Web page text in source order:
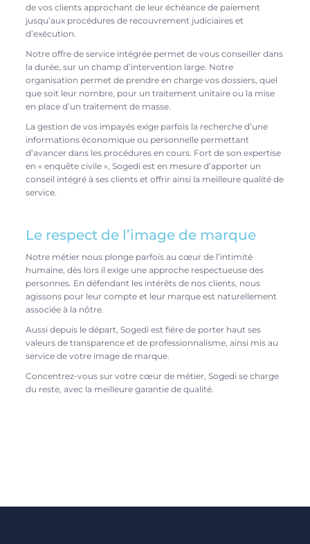
de vos clients approchant de leur échéance de paiement
jusqu’aux procédures de recouvrement judiciaires et
d’exécution.
Notre offre de service intégrée permet de vous conseiller dans
la durée, sur un champ d’intervention large. Notre
organisation permet de prendre en charge vos dossiers, quel
que soit leur nombre, pour un traitement unitaire ou la mise
en place d’un traitement de masse.
La gestion de vos impayés exige parfois la recherche d’une
informations économique ou personnelle permettant
d’avancer dans les procédures en cours. Fort de son expertise
en « enquête civile », Sogedi est en mesure d’apporter un
conseil intégré à ses clients et offrir ainsi la meilleure qualité de
service.
Le respect de l’image de marque
Notre métier nous plonge parfois au cœur de l’intimité
humaine, dès lors il exige une approche respectueuse des
personnes. En défendant les intérêts de nos clients, nous
agissons pour leur compte et leur marque est naturellement
associée à la nôtre.
Aussi depuis le départ, Sogedi est fière de porter haut ses
valeurs de transparence et de professionnalisme, ainsi mis au
service de votre image de marque.
Concentrez-vous sur votre cœur de métier, Sogedi se charge
du reste, avec la meilleure garantie de qualité.